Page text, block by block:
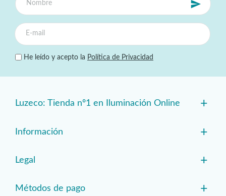
He leído y acepto la Política de Privacidad
Luzeco: Tienda nº1 en Iluminación Online +
Información +
Legal +
Métodos de pago +